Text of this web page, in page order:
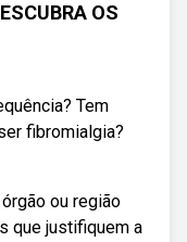
OS
Tem
fibromialgia?
ou região
que justifiquem a